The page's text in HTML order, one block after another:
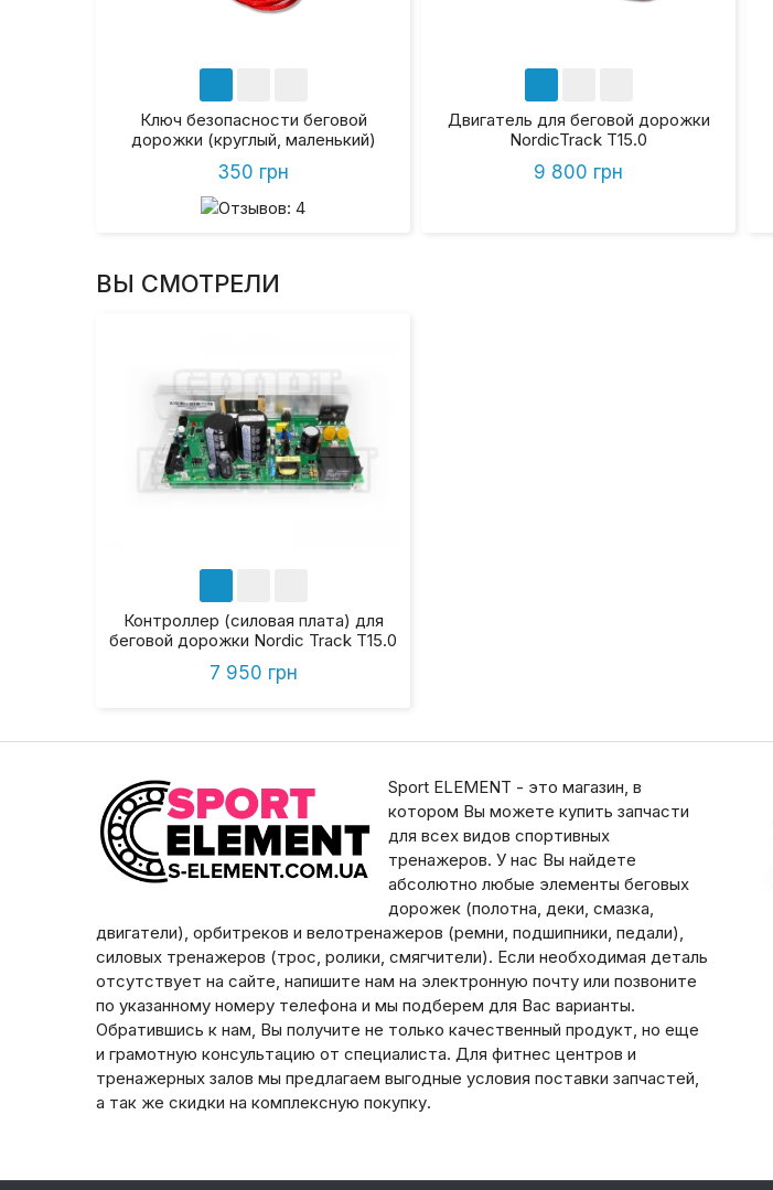
Ключ безопасности беговой
дорожки (круглый, маленький)
350 грн
Двигатель для беговой дорожки
NordicTrack T15.0
9 800 грн
ВЫ СМОТРЕЛИ
Контроллер (силовая плата) для
беговой дорожки Nordic Track Т15.0
7 950 грн
Sport ELEMENT - это магазин, в
котором Вы можете купить запчасти
для всех видов спортивных
тренажеров. У нас Вы найдете
абсолютно любые элементы беговых
дорожек (полотна, деки, смазка,
двигатели), орбитреков и велотренажеров (ремни, подшипники, педали),
силовых тренажеров (трос, ролики, смягчители). Если необходимая деталь
отсутствует на сайте, напишите нам на электронную почту или позвоните
по указанному номеру телефона и мы подберем для Вас варианты.
Обратившись к нам, Вы получите не только качественный продукт, но еще
и грамотную консультацию от специалиста. Для фитнес центров и
тренажерных залов мы предлагаем выгодные условия поставки запчастей,
а так же скидки на комплексную покупку.